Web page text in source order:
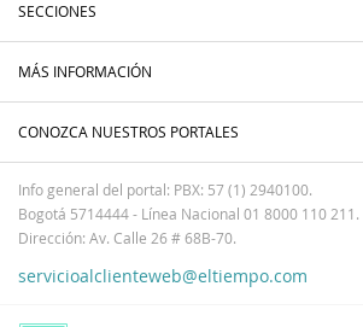
SECCIONES
MÁS INFORMACIÓN
CONOZCA NUESTROS PORTALES
Info general del portal: PBX: 57 (1) 2940100.
Bogotá 5714444 - Línea Nacional 01 8000 110 211.
Dirección: Av. Calle 26 # 68B-70.
servicioalclienteweb@eltiempo.com